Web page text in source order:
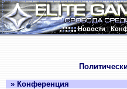
Новости|
» Конференция